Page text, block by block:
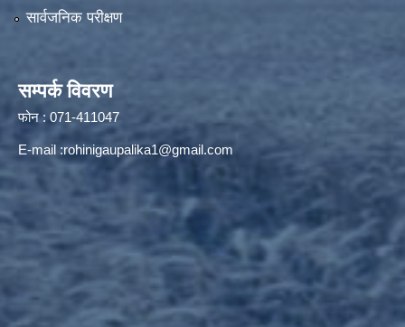
सार्वजनिक परीक्षण
सम्पर्क विवरण
फोन : 071-411047
E-mail :rohinigaupalika1@gmail.com